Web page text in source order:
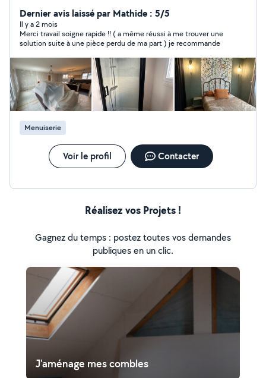
/papier peint -placo/bande/ -bricolage en tout genre -
pose du parquet bois et pvc -dépannage en plomberie
Je suis équipé j'ai tout ce qu'il faut comme outils Si vous
avez besoin de quoi que ce soit ,n'hésitez pas . A très
bientôt.
Dernier avis laissé par Mathide : 5/5
Il y a 2 mois
Merci travail soigne rapide !! ( a même réussi à me trouver une
solution suite à une pièce perdu de ma part ) je recommande
Menuiserie
Voir le profil Contacter
Réalisez vos Projets !
Gagnez du temps : postez toutes vos demandes
publiques en un clic.
J'aménage mes combles